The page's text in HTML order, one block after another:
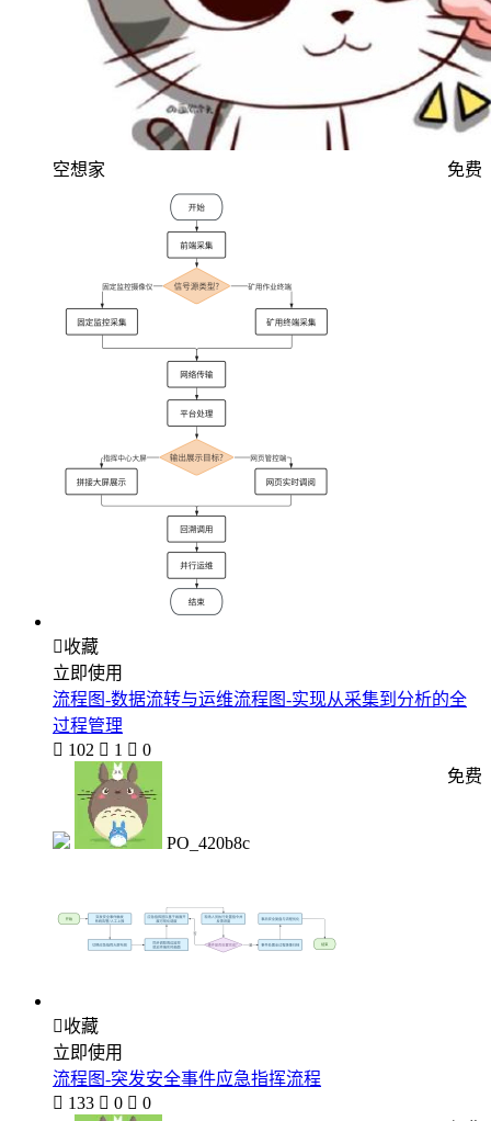
空想家 免费
收藏
立即使用
流程图-数据流转与运维流程图-实现从采集到分析的全
过程管理
 102  1  0
PO_420b8c
免费
收藏
立即使用
流程图-突发安全事件应急指挥流程
 133  0  0